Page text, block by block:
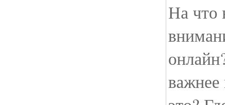
На что
важнее